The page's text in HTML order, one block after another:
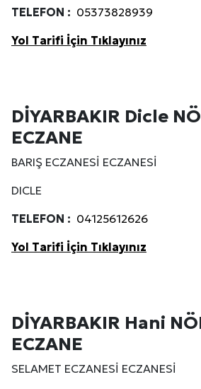
TELEFON : 05373828939
Yol Tarifi İçin Tıklayınız
DİYARBAKIR Dicle
ECZANE
BARIŞ ECZANESİ ECZANESİ
DICLE
TELEFON : 04125612626
Yol Tarifi İçin Tıklayınız
DİYARBAKIR Hani
ECZANE
SELAMET ECZANESİ ECZANESİ